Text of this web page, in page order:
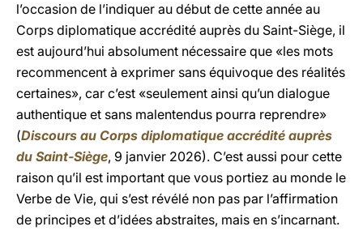
l’occasion de l’indiquer au début de cette année au
Corps diplomatique accrédité auprès du Saint-Siège, il
est aujourd’hui absolument nécessaire que «les mots
recommencent à exprimer sans équivoque des réalités
certaines», car c’est «seulement ainsi qu’un dialogue
authentique et sans malentendus pourra reprendre»
(Discours au Corps diplomatique accrédité auprès
du Saint-Siège, 9 janvier 2026). C’est aussi pour cette
raison qu’il est important que vous portiez au monde le
Verbe de Vie, qui s’est révélé non pas par l’affirmation
de principes et d’idées abstraites, mais en s’incarnant.